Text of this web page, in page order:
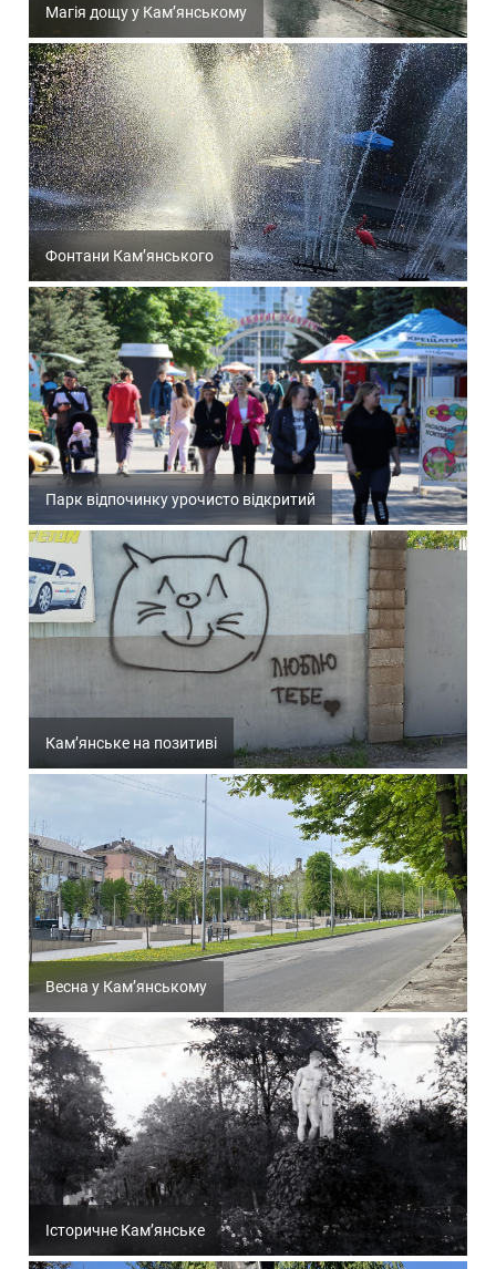
Магія дощу у Кам’янському
Фонтани Кам’янського
Парк відпочинку урочисто відкритий
Кам’янське на позитиві
Весна у Кам’янському
Історичне Кам’янське